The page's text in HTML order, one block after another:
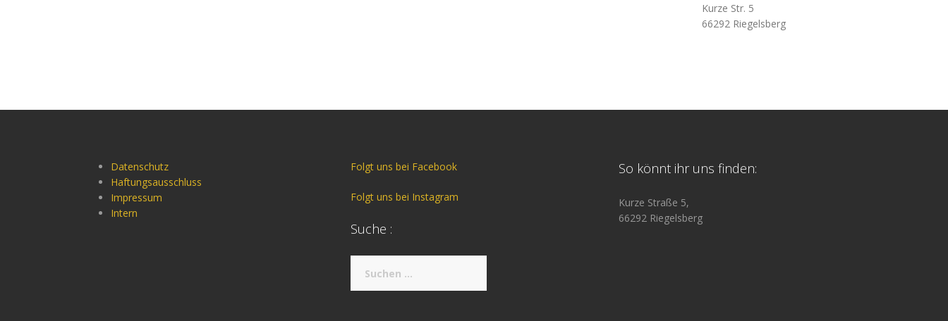
Kurze Str. 5
66292 Riegelsberg
Datenschutz
Haftungsausschluss
Impressum
Intern
Folgt uns bei Facebook
Folgt uns bei Instagram
Suche :
nach:
So könnt ihr uns finden:
Kurze Straße 5,
66292 Riegelsberg